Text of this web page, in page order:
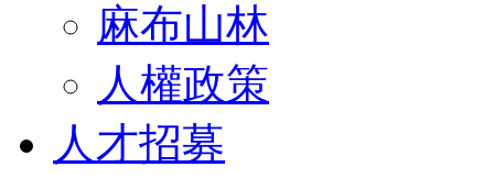
麻布山林
人權政策
人才招募